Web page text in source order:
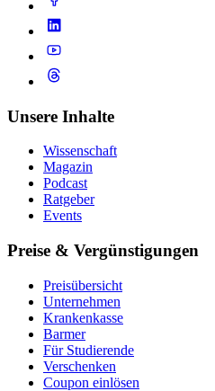
Unsere Inhalte
Wissenschaft
Magazin
Podcast
Ratgeber
Events
Preise & Vergünstigungen
Preisübersicht
Unternehmen
Krankenkasse
Barmer
Für Studierende
Ver­schen­ken
Coupon einlösen